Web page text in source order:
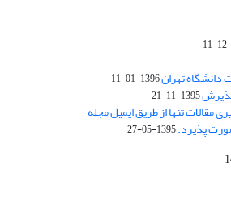
دانشگاه تهران1396-01-11
1395-11-21
مقالات تنها از طریق ایمیل مجله
1395-05-27